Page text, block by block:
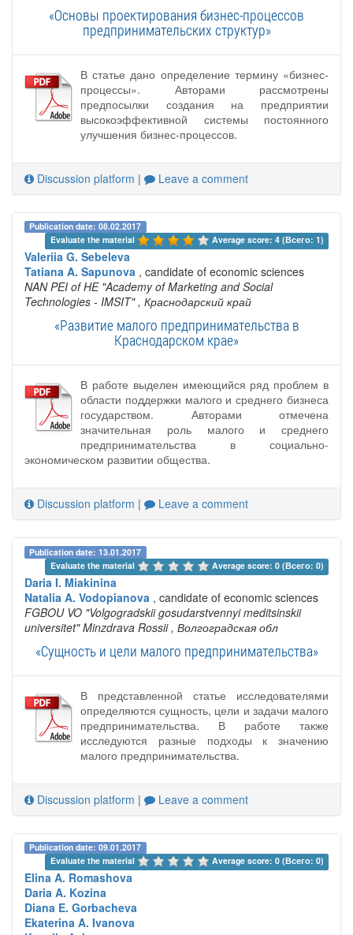
«Основы проектирования бизнес-процессов
предпринимательских структур»
В статье дано определение термину «бизнес-
процессы». Авторами рассмотрены
предпосылки создания на предприятии
высокоэффективной системы постоянного
улучшения бизнес-процессов.
Discussion platform | Leave a comment
Publication date: 08.02.2017
Evaluate the material
Average score: 4 (Всего: 1)
Valeriia G. Sebeleva
Tatiana A. Sapunova , candidate of economic sciences
NAN PEI of HE "Academy of Marketing and Social
Technologies - IMSIT" , Краснодарский край
«Развитие малого предпринимательства в
Краснодарском крае»
В работе выделен имеющийся ряд проблем в
области поддержки малого и среднего бизнеса
государством. Авторами отмечена
значительная роль малого и среднего
предпринимательства в социально-
экономическом развитии общества.
Discussion platform | Leave a comment
Publication date: 13.01.2017
Evaluate the material
Average score: 0 (Всего: 0)
Daria I. Miakinina
Natalia A. Vodopianova , candidate of economic sciences
FGBOU VO "Volgogradskii gosudarstvennyi meditsinskii
universitet" Minzdrava Rossii , Волгоградская обл
«Сущность и цели малого предпринимательства»
В представленной статье исследователями
определяются сущность, цели и задачи малого
предпринимательства. В работе также
исследуются разные подходы к значению
малого предпринимательства.
Discussion platform | Leave a comment
Publication date: 09.01.2017
Evaluate the material
Average score: 0 (Всего: 0)
Elina A. Romashova
Daria A. Kozina
Diana E. Gorbacheva
Ekaterina A. Ivanova